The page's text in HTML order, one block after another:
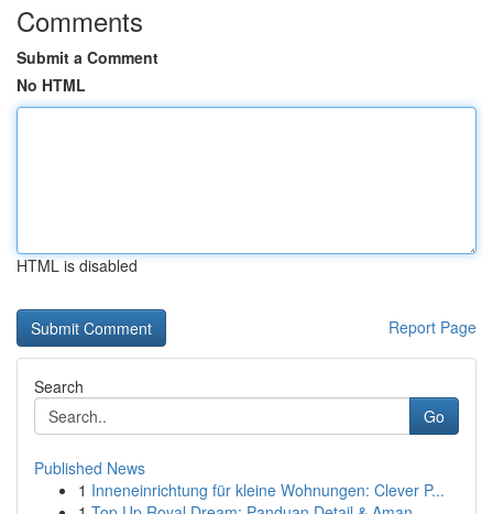
Comments
Submit a Comment
No HTML
HTML is disabled
Report Page
Search
Go
Published News
1 Inneneinrichtung für kleine Wohnungen: Clever P...